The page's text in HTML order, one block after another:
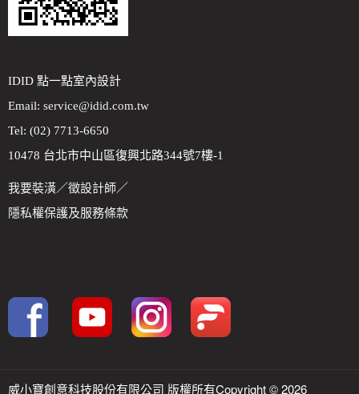
IDID 點一點室內設計
Email: service@idid.com.tw
Tel: (02) 7713-6650
10478 台北市中山區復興北路344號7樓-1
我要裝潢／徵設計師／
隱私權保護及服務條款
威小寶創意科技股份有限公司 版權所有Copyright © 2026